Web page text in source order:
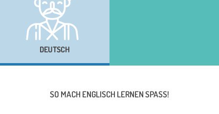
DEUTSCH
SO MACH ENGLISCH LERNEN SPASS!